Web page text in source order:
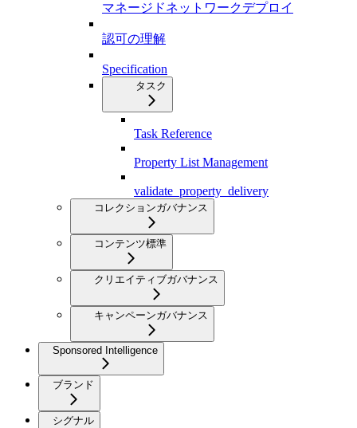
マネージドネットワークデプロイ
認可の理解
Specification
タスク
Task Reference
Property List Management
validate_property_delivery
コレクションガバナンス
コンテンツ標準
クリエイティブガバナンス
キャンペーンガバナンス
Sponsored Intelligence
ブランド
シグナル